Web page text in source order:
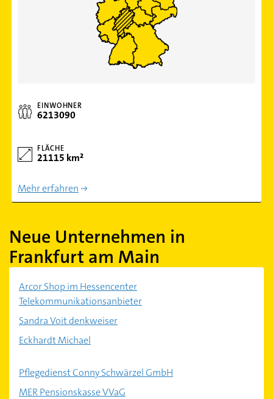
EINWOHNER
6213090
FLÄCHE
21115 km²
Mehr erfahren
Neue Unternehmen in
Frankfurt am Main
Arcor Shop im Hessencenter
Telekommunikationsanbieter
Sandra Voit denkweiser
Eckhardt Michael
Pflegedienst Conny Schwärzel GmbH
MER Pensionskasse VVaG